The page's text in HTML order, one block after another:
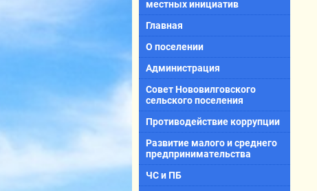
местных инициатив
Главная
О поселении
Администрация
Совет Нововилговского
сельского поселения
Противодействие коррупции
Развитие малого и среднего
предпринимательства
ЧС и ПБ